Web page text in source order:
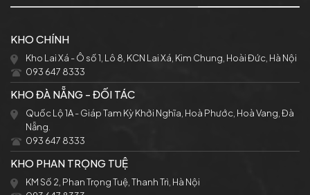
KHO CHÍNH
Kho Lai Xá - Ô số 1, Lô 8, KCN Lai Xá, Kim Chung, Hoài Đức, Hà Nội
093 647 8333
KHO ĐÀ NẴNG - ĐỐI TÁC
Quốc Lộ 1A - Giáp Tam Kỳ Khởi Nghĩa, Hoà Phước, Hoà Vang, Đà
Nẵng.
093 647 8333
KHO PHAN TRỌNG TUỆ
KM Số 2, Phan Trọng Tuệ, Thanh Trì, Hà Nội